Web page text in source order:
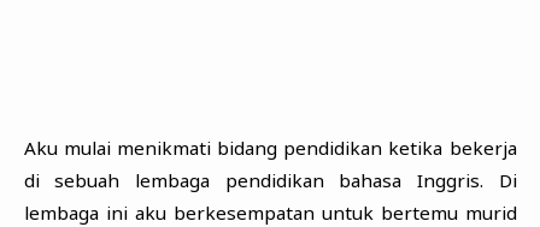
Aku mulai menikmati bidang pendidikan ketika bekerja
di sebuah lembaga pendidikan bahasa Inggris. Di
lembaga ini aku berkesempatan untuk bertemu murid